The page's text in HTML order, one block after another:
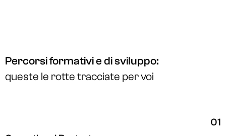
Percorsi formativi e di sviluppo:
queste le rotte tracciate per voi
01